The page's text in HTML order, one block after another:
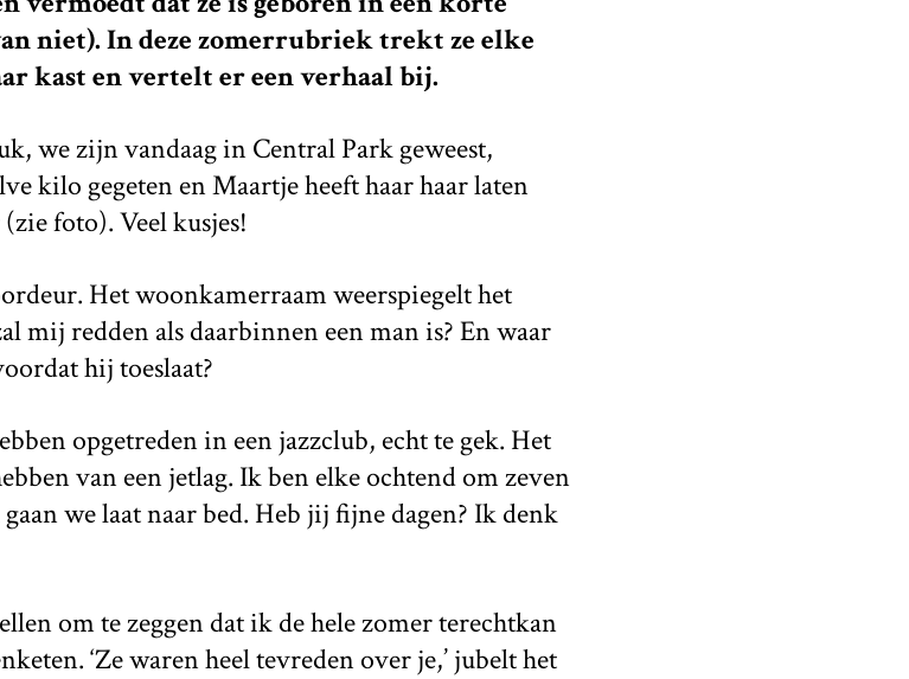
niet). In deze zomerrubriek trekt ze elke
kast en vertelt er een verhaal bij.
we zijn vandaag in Central Park geweest,
kilo gegeten en Maartje heeft haar haar laten
foto). Veel kusjes!
Het woonkamerraam weerspiegelt het
mij redden als daarbinnen een man is? En waar
hij toeslaat?
opgetreden in een jazzclub, echt te gek. Het
van een jetlag. Ik ben elke ochtend om zeven
we laat naar bed. Heb jij fijne dagen? Ik denk
om te zeggen dat ik de hele zomer terechtkan
‘Ze waren heel tevreden over je,’ jubelt het